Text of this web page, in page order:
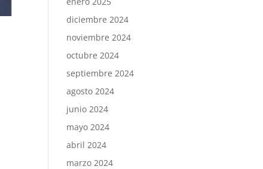
diciembre 2024
noviembre 2024
octubre 2024
septiembre 2024
agosto 2024
junio 2024
mayo 2024
abril 2024
marzo 2024